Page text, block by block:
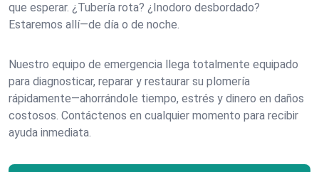
que esperar. ¿Tubería rota? ¿Inodoro desbordado?
Estaremos allí—de día o de noche.
Nuestro equipo de emergencia llega totalmente equipado
para diagnosticar, reparar y restaurar su plomería
rápidamente—ahorrándole tiempo, estrés y dinero en daños
costosos. Contáctenos en cualquier momento para recibir
ayuda inmediata.